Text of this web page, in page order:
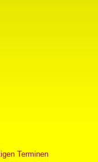
Terminen